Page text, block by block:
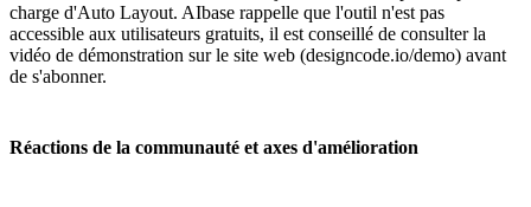
charge d'Auto Layout. AIbase rappelle que l'outil n'est pas
accessible aux utilisateurs gratuits, il est conseillé de consulter la
vidéo de démonstration sur le site web (designcode.io/demo) avant
de s'abonner.
Réactions de la communauté et axes d'amélioration